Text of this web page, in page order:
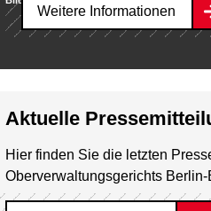
Weitere Informationen
Aktuelle
Hier finden Sie die letzten
Oberverwaltungsgerichts